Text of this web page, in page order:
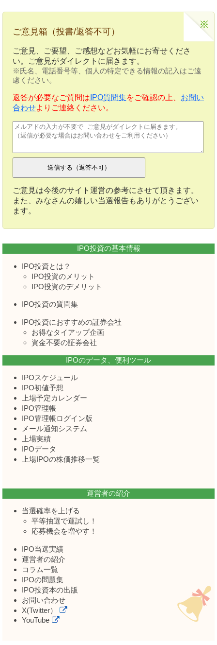
ご意見箱（投書/返答不可）
ご意見、ご要望、ご感想などお気軽にお寄せくださ
い。ご意見がダイレクトに届きます。
※氏名、電話番号等、個人の特定できる情報の記入はご遠
慮ください。
返答が必要なご質問は IPO質問集をご確認の上、 お問い
合わせよりご連絡ください。
ご意見は今後のサイト運営の参考にさせて頂きます。
また、みなさんの嬉しい当選報告もありがとうござい
ます。
IPO投資の基本情報
IPO投資とは？
IPO投資のメリット
IPO投資のデメリット
IPO投資の質問集
IPO投資におすすめの証券会社
お得なタイアップ企画
資金不要の証券会社
IPOのデータ、便利ツール
IPOスケジュール
IPO初値予想
上場予定カレンダー
IPO管理帳
IPO管理帳ログイン版
メール通知システム
上場実績
IPOデータ
上場IPOの株価推移一覧
運営者の紹介
当選確率を上げる
平等抽選で運試し！
応募機会を増やす！
IPO当選実績
運営者の紹介
コラム一覧
IPOの問題集
IPO投資本の出版
お問い合わせ
X(Twitter）
YouTube